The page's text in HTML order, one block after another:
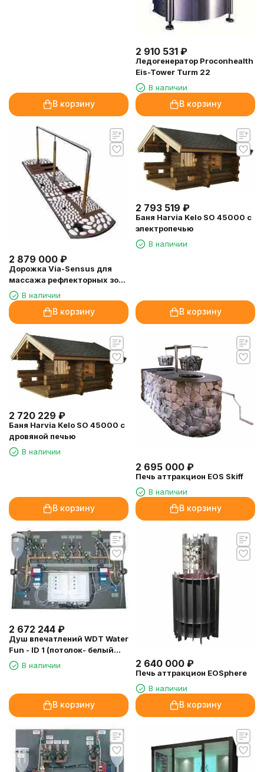
В корзину
2 910 531 ₽
Ледогенератор Proconhealth
Eis-Tower Turm 22
В наличии
В корзину
2 879 000 ₽
Дорожка Via-Sensus для
массажа рефлекторных зон
стопыВ наличии
В корзину
2 793 519 ₽
Баня Harvia Kelo SO 45000 с
электропечью
В наличии
В корзину
2 720 229 ₽
Баня Harvia Kelo SO 45000 с
дровяной печью
В наличии
В корзину
2 695 000 ₽
Печь аттракцион EOS Skiff
В наличии
В корзину
2 672 244 ₽
Душ впечатлений WDT Water
Fun - ID 1 (потолок- белый
PVC)В наличии
В корзину
2 640 000 ₽
Печь аттракцион EOSphere
В наличии
В корзину